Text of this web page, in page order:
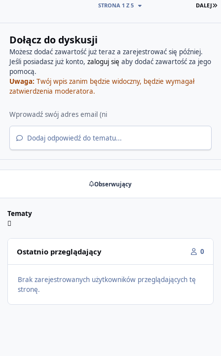
DALEJ
STRONA 1 Z 5
Dołącz do dyskusji
Możesz dodać zawartość już teraz a zarejestrować się później.
Jeśli posiadasz już konto, zaloguj się aby dodać zawartość za jego
pomocą.
Uwaga: Twój wpis zanim będzie widoczny, będzie wymagał
zatwierdzenia moderatora.
Dodaj odpowiedź do tematu...
Obserwujący
Tematy
Ostatnio przeglądający 0
Brak zarejestrowanych użytkowników przeglądających tę
stronę.